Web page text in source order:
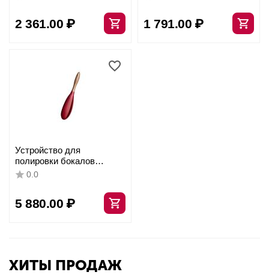
2 361.00 ₽ 1 791.00 ₽
Устройство для
полировки бокалов
(используется с
специальный силикон,
орех, Stolzle
0.0
5 880.00 ₽
ХИТЫ ПРОДАЖ